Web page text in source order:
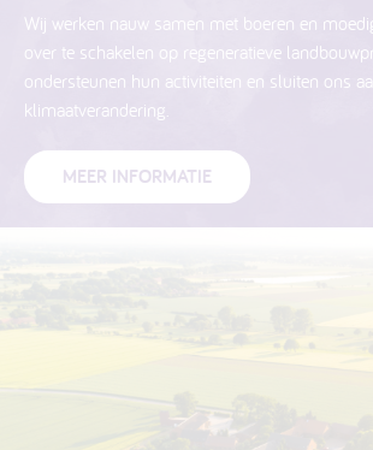
Wij werken nauw samen met boeren en
over te schakelen op regeneratieve
ondersteunen hun activiteiten en sluiten ons
klimaatverandering.
MEER INFORMATIE